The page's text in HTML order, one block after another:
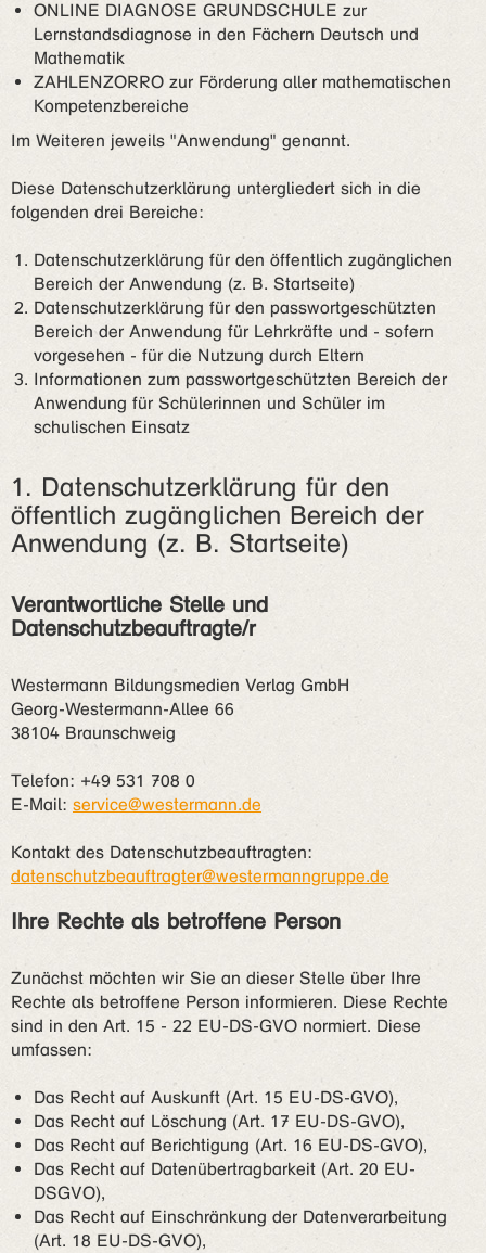
ONLINE DIAGNOSE GRUNDSCHULE zur
Lernstandsdiagnose in den Fächern Deutsch und
Mathematik
ZAHLENZORRO zur Förderung aller mathematischen
Kompetenzbereiche
Im Weiteren jeweils "Anwendung" genannt.
Diese Datenschutzerklärung untergliedert sich in die
folgenden drei Bereiche:
Datenschutzerklärung für den öffentlich zugänglichen
Bereich der Anwendung (z. B. Startseite)
Datenschutzerklärung für den passwortgeschützten
Bereich der Anwendung für Lehrkräfte und - sofern
vorgesehen - für die Nutzung durch Eltern
Informationen zum passwortgeschützten Bereich der
Anwendung für Schülerinnen und Schüler im
schulischen Einsatz
1. Datenschutzerklärung für den
öffentlich zugänglichen Bereich der
Anwendung (z. B. Startseite)
Verantwortliche Stelle und
Datenschutzbeauftragte/r
Westermann Bildungsmedien Verlag GmbH
Georg-Westermann-Allee 66
38104 Braunschweig
Telefon: +49 531 708 0
E-Mail: service@westermann.de
Kontakt des Datenschutzbeauftragten:
datenschutzbeauftragter@westermanngruppe.de
Ihre Rechte als betroffene Person
Zunächst möchten wir Sie an dieser Stelle über Ihre
Rechte als betroffene Person informieren. Diese Rechte
sind in den Art. 15 - 22 EU-DS-GVO normiert. Diese
umfassen:
Das Recht auf Auskunft (Art. 15 EU-DS-GVO),
Das Recht auf Löschung (Art. 17 EU-DS-GVO),
Das Recht auf Berichtigung (Art. 16 EU-DS-GVO),
Das Recht auf Datenübertragbarkeit (Art. 20 EU-
DSGVO),
Das Recht auf Einschränkung der Datenverarbeitung
(Art. 18 EU-DS-GVO),